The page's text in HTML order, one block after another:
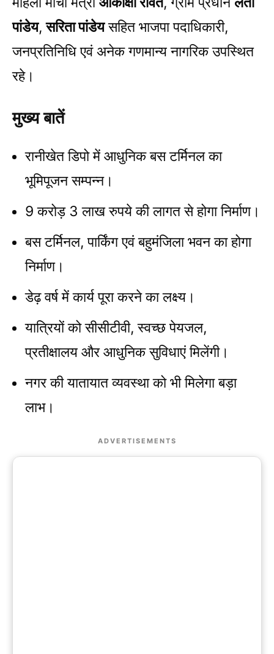
पांडेय,सरिता पांडेयसहित भाजपा पदाधिकारी,
जनप्रतिनिधि एवं अनेक गणमान्य नागरिक उपस्थित
रहे।
मुख्य बातें
रानीखेत डिपो में आधुनिक बस टर्मिनल का
भूमिपूजन सम्पन्न।
9 करोड़ 3 लाख रुपये की लागत से होगा निर्माण।
बस टर्मिनल, पार्किंग एवं बहुमंजिला भवन का होगा
निर्माण।
डेढ़ वर्ष में कार्य पूरा करने का लक्ष्य।
यात्रियों को सीसीटीवी, स्वच्छ पेयजल,
प्रतीक्षालय और आधुनिक सुविधाएं मिलेंगी।
नगर की यातायात व्यवस्था को भी मिलेगा बड़ा
लाभ।
ADVERTISEMENTS